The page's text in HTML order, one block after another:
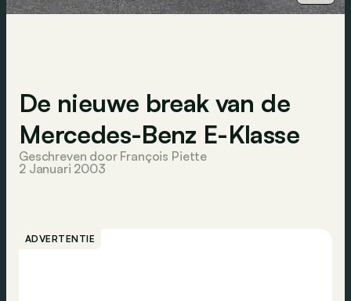
De nieuwe break van de
Mercedes-Benz E-Klasse
Geschreven door François Piette
2 Januari 2003
ADVERTENTIE